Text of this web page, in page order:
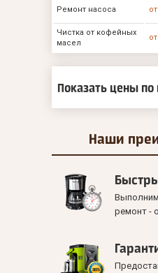
Ремонт насоса
Чистка от кофейных
масел
Показать цены
Наши
ремонт -